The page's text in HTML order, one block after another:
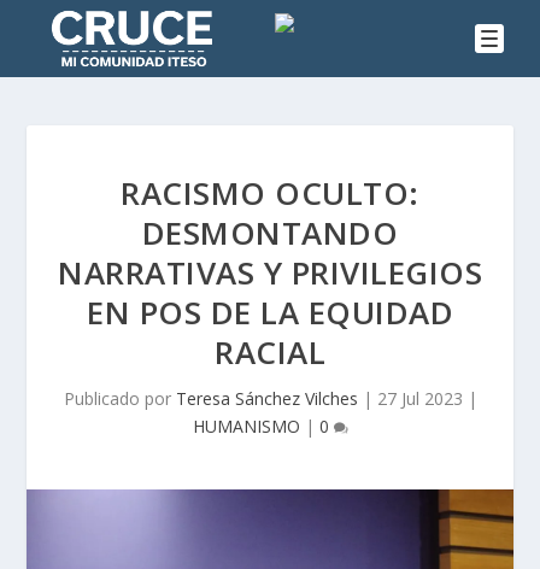
RACISMO OCULTO:
DESMONTANDO
NARRATIVAS Y PRIVILEGIOS
EN POS DE LA EQUIDAD
RACIAL
Publicado por Teresa Sánchez Vilches | 27 Jul 2023 |
HUMANISMO | 0